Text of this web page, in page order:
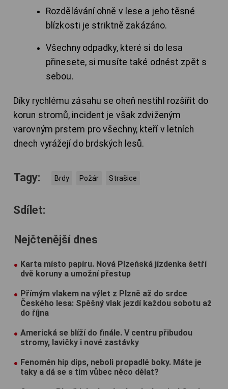
Rozdělávání ohně v lese a jeho těsné
blízkosti je striktně zakázáno.
Všechny odpadky, které si do lesa
přinesete, si musíte také odnést zpět s
sebou.
Díky rychlému zásahu se oheň nestihl rozšířit do
korun stromů, incident je však zdviženým
varovným prstem pro všechny, kteří v letních
dnech vyrážejí do brdských lesů.
Tagy: Brdy Požár Strašice
Sdílet:
Nejčtenější dnes
Karta místo papíru. Nová Plzeňská jízdenka šetří
dvě koruny a umožní přestup
Přímým vlakem na výlet z Plzně až do srdce
Českého lesa: Spěšný vlak jezdí každou sobotu až
do října
Americká se blíží do finále. V centru přibudou
stromy, lavičky i nové zastávky
Fenomén hip dips, neboli propadlé boky. Máte je
taky a dá se s tím vůbec něco dělat?